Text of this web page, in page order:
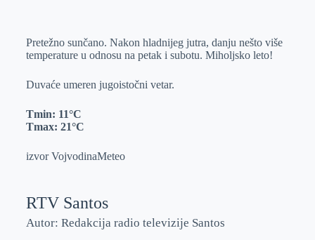
e
I
s
p
a
l
Pretežno sunčano. Nakon hladnijeg jutra, danju nešto više
temperature u odnosu na petak i subotu. Miholjsko leto!
Duvaće umeren jugoistočni vetar.
Tmin: 11°C
Tmax: 21°C
izvor VojvodinaMeteo
RTV Santos
Autor: Redakcija radio televizije Santos